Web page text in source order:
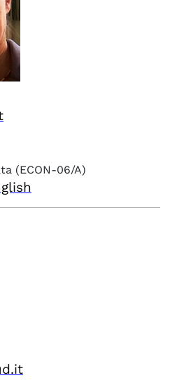
(ECON-06/A)